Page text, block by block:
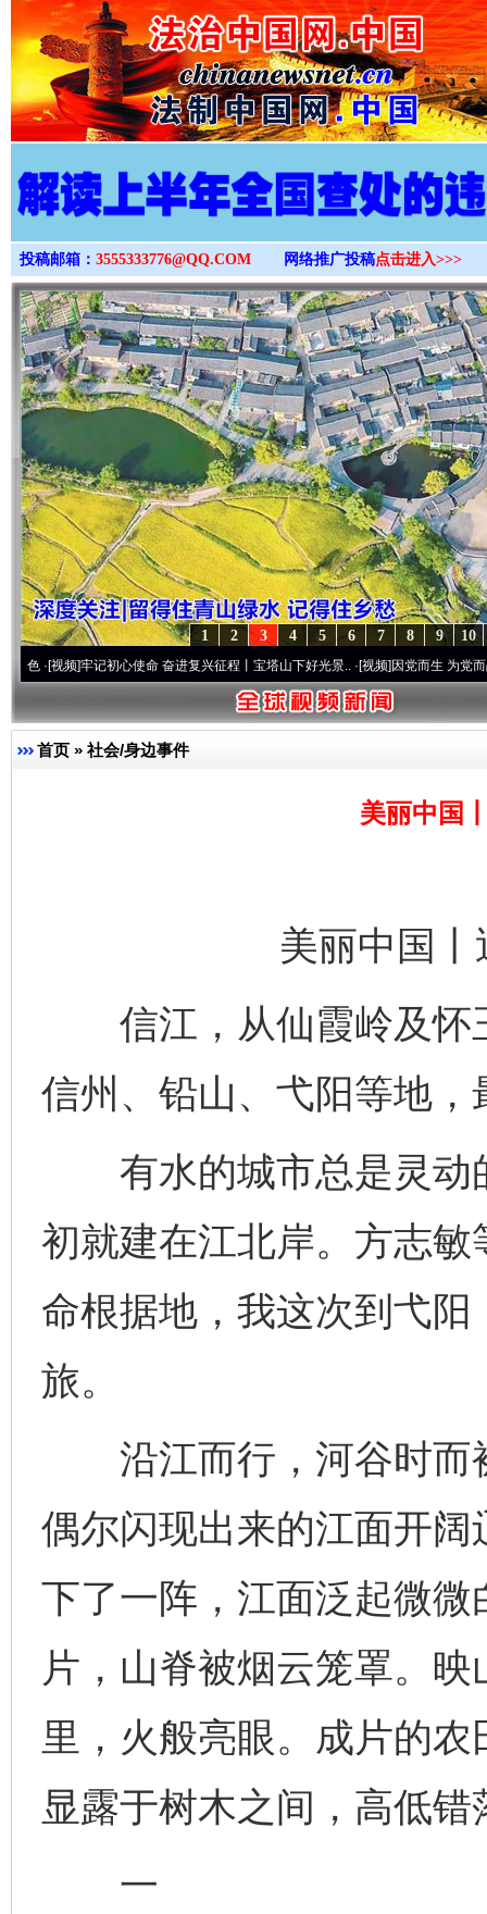
>
投稿邮箱： 3555333776@QQ.COM 网络推广投稿点击进入>>>
10
9
8
7
6
5
4
3
2
1
牢记初心使命 奋进复兴征程丨宝塔山下好光景..·[视频]因党而生 为党而战——百年
首页 » 社会/身边事件
美丽中国
美丽中国
信江，从仙霞岭及怀
信州、铅山、弋阳等地
有水的城市总是灵动
初就建在江北岸。方志
命根据地，我这次到弋
旅。
沿江而行，河谷时而
偶尔闪现出来的江面开
下了一阵，江面泛起微
片，山脊被烟云笼罩。
里，火般亮眼。成片的
显露于树木之间，高低错
一